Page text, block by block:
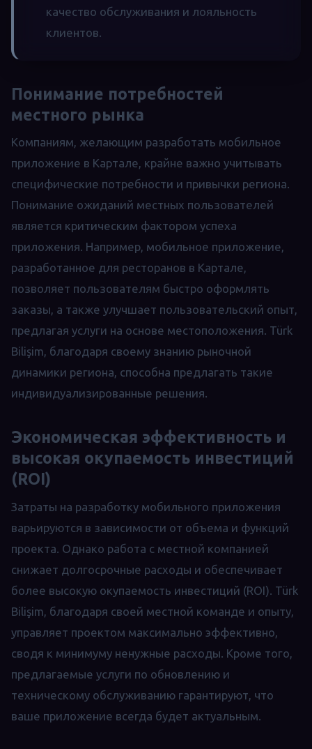
качество обслуживания и лояльность
клиентов.
Понимание потребностей
местного рынка
Компаниям, желающим разработать мобильное
приложение в Картале, крайне важно учитывать
специфические потребности и привычки региона.
Понимание ожиданий местных пользователей
является критическим фактором успеха
приложения. Например, мобильное приложение,
разработанное для ресторанов в Картале,
позволяет пользователям быстро оформлять
заказы, а также улучшает пользовательский опыт,
предлагая услуги на основе местоположения. Türk
Bilişim, благодаря своему знанию рыночной
динамики региона, способна предлагать такие
индивидуализированные решения.
Экономическая эффективность и
высокая окупаемость инвестиций
(ROI)
Затраты на разработку мобильного приложения
варьируются в зависимости от объема и функций
проекта. Однако работа с местной компанией
снижает долгосрочные расходы и обеспечивает
более высокую окупаемость инвестиций (ROI). Türk
Bilişim, благодаря своей местной команде и опыту,
управляет проектом максимально эффективно,
сводя к минимуму ненужные расходы. Кроме того,
предлагаемые услуги по обновлению и
техническому обслуживанию гарантируют, что
ваше приложение всегда будет актуальным.